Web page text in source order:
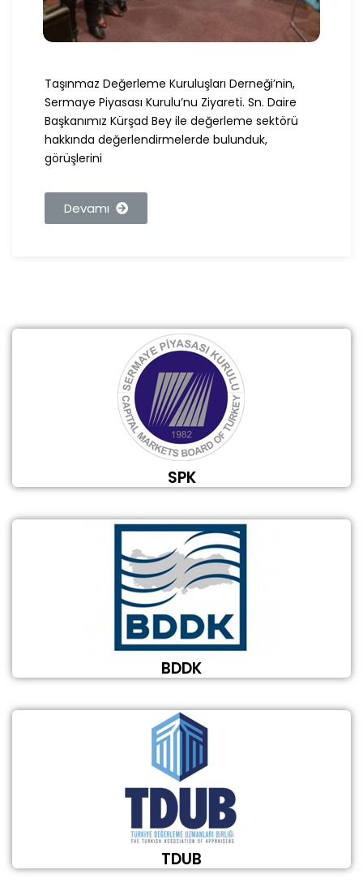
Taşınmaz Değerleme Kuruluşları Derneği’nin,
Sermaye Piyasası Kurulu’nu Ziyareti. Sn. Daire
Başkanımız Kürşad Bey ile değerleme sektörü
hakkında değerlendirmelerde bulunduk,
görüşlerini
Devamı
SPK
BDDK
TDUB